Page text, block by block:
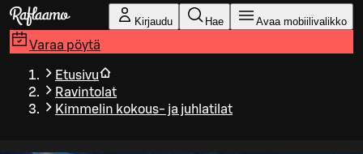
Siirry pääsisältöön
Kirjaudu Hae Avaa mobiilivalikko
Varaa pöytä
Etusivu
Ravintolat
Kimmelin kokous- ja juhlatilat